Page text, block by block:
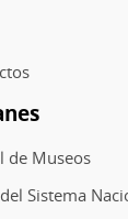
de Museos
Sistema